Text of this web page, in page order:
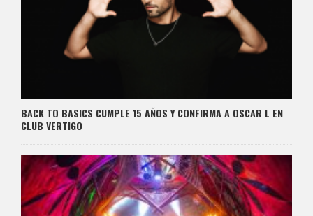
BACK TO BASICS CUMPLE 15 AÑOS Y CONFIRMA A OSCAR L EN
CLUB VERTIGO